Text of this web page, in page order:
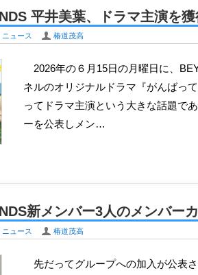
平井美葉、ドラマ主演を
ニュース U 椿道茂高
2026年の６月15日の月曜日に、BEYOOOOONDS のメンバーである 平井美葉 が、日本映画専門チャン
ネルのオリジナルドラマ『がんばっ
ってドラマ主演という大きな話題で
ーを公表しメン…
新メンバー3人のメンバ
ニュース U 椿道茂高
先だってグループへの加入が公表された BEYOOOOONDS の新メンバー３人の、メンバーカラーが